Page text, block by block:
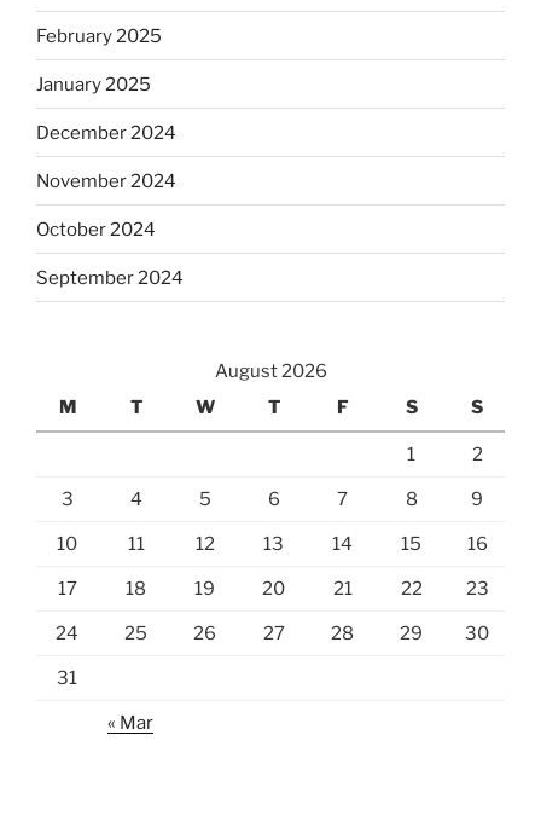
February 2025
January 2025
December 2024
November 2024
October 2024
September 2024
August 2026
M
T W T F S S
1 2
3 4 5 6 7 8 9
10 11 12 13 14 15 16
17 18 19 20 21 22 23
24 25 26 27 28 29 30
31
« Mar